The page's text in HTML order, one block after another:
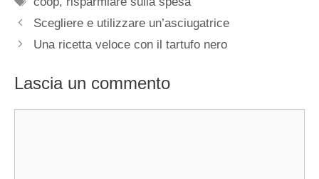
Scegliere e utilizzare un’asciugatrice
Una ricetta veloce con il tartufo nero
Lascia un commento